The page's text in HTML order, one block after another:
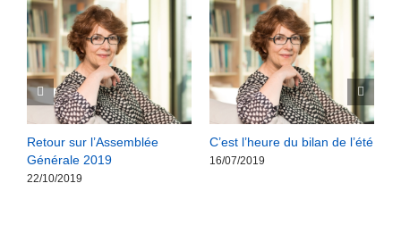
Retour sur l’Assemblée
Générale 2019
22/10/2019
C’est l’heure du bilan de l’été
16/07/2019